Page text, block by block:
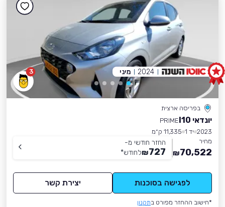
3
בפריסה ארצית
יונדאי I10
PRIME
2023 יד 1
11,335 ק״מ
מחיר
70,522
₪
החזר חודשי מ-
727
₪לחודש*
לפגישה בסוכנות יצירת קשר
*חישוב ההחזר מפורט בתקנון
2024 מיני